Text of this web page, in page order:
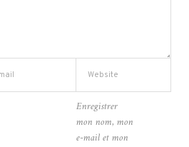
Enregistrer
mon nom, mon
e-mail et mon